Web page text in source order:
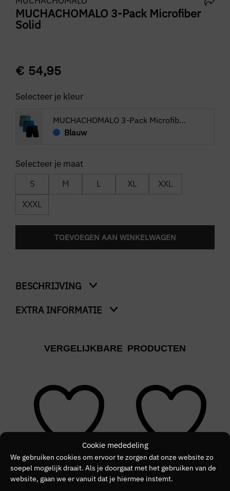
Cookie mededeling
We gebruiken cookies om ervoor te zorgen dat onze website zo
soepel mogelijk draait. Als je doorgaat met het gebruiken van de
website, gaan we er vanuit dat je hiermee instemt.
MUCHACHOMALO 3-Pack Microfiber
Solid
€ 54,95
Selecteer je kleur
MUCHACHOMALO 3-Pack Microfiber Solid
Blauw
S M L XL
XXL
XXXL
TOEVOEGEN AAN WINKELWAGEN
BESCHRIJVING
3-Pack Microfiber Solid
EXTRA INFORMATIE
Blauw
MUCHACHOMALO
Kleurnummer
30
VZ26
VERGELIJKBARE PRODUCTEN
NIEUW SALE